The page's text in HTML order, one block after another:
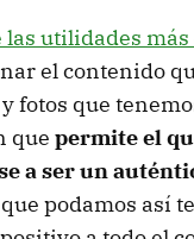
las utilidades
el contenido
fotos que
que permite el
a ser un
podamos así